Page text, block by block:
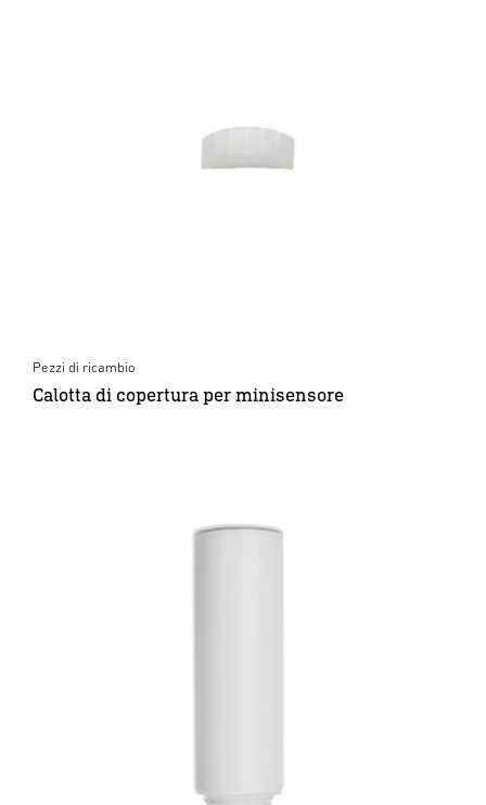
Pezzi di ricambio
Calotta di copertura per minisensore